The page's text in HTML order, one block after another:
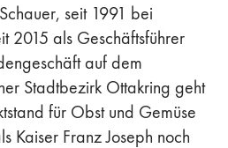
seit 1991 bei
2015 als Geschäftsführer
auf dem
Stadtbezirk Ottakring geht
für Obst und Gemüse
Kaiser Franz Joseph noch